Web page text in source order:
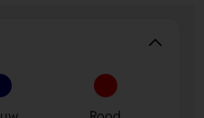
mee te nemen, maar toch
gebruik.